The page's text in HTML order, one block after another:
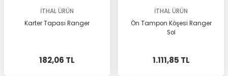
İTHAL ÜRÜN
Karter Tapası Ranger
182,06 TL
İTHAL ÜRÜN
Ön Tampon Köşesi Ranger
Sol
1.111,85 TL